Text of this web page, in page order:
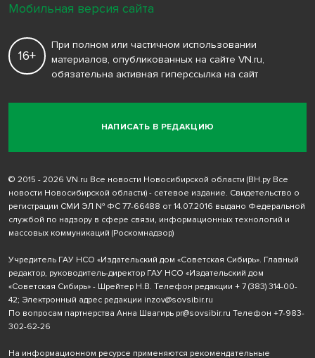
НАПИСАТЬ В РЕДАКЦИЮ
16+
При полном или частичном использовании
материалов, опубликованных на сайте VN.ru,
обязательна активная гиперссылка на сайт
© 2015 - 2026 VN.ru Все новости Новосибирской области (ВН.ру Все
новости Новосибирской области) - сетевое издание. Свидетельство о
регистрации СМИ ЭЛ № ФС 77-66488 от 14.07.2016 выдано Федеральной
службой по надзору в сфере связи, информационных технологий и
массовых коммуникаций (Роскомнадзор)
Учредитель ГАУ НСО «Издательский дом «Советская Сибирь». Главный
редактор, руководитель-директор ГАУ НСО «Издательский дом
«Советская Сибирь» - Шрейтер Н.В. Телефон редакции + 7 (383) 314-00-
42; Электронный адрес редакции inzov@sovsibir.ru
По вопросам партнерства Анна Швагирь pr@sovsibir.ru Телефон +7-983-
302-62-26
На информационном ресурсе применяются рекомендательные
Мобильная версия сайта